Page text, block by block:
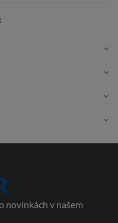
novinkách v našem